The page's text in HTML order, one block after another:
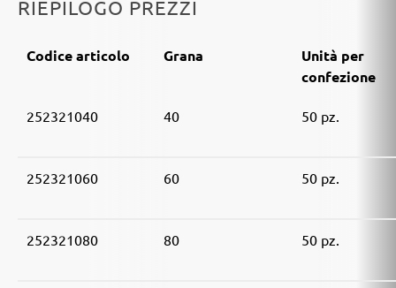
RIEPILOGO PREZZI
Codice articolo Grana
Unità per
confezione
252321040 40 50 pz.
252321060 60 50 pz.
252321080 80 50 pz.